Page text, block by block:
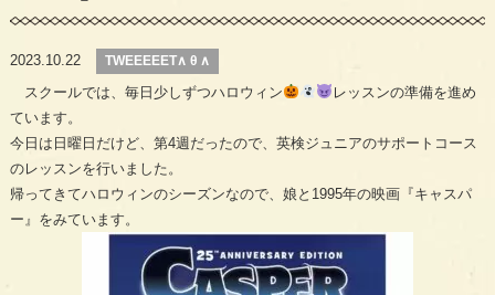
2023.10.22 TWEEEEET∧ θ ∧
スクールでは、毎日少しずつハロウィン
レッスンの準備を進め
ています。
今日は日曜日だけど、第4週だったので、英検ジュニアのサポートコース
のレッスンを行いました。
帰ってきてハロウィンのシーズンなので、娘と1995年の映画『キャスパ
ー』をみています。